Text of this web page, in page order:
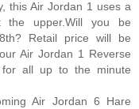
this Air Jordan 1 uses a
the upper.Will you be
Retail price will be
Air Jordan 1 Reverse
for all up to the minute
Air Jordan 6 Hare